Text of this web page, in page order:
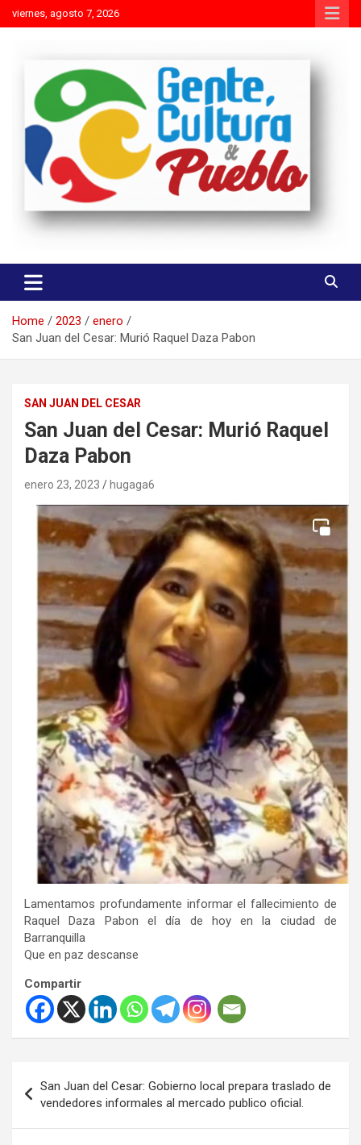
Skip
to
viernes, agosto 7, 2026
Gente Cultura y Pueblo
Home 2023
enero
San Juan del Cesar: Murió Raquel Daza Pabon
SAN JUAN DEL CESAR
San Juan del Cesar: Murió Raquel
Daza Pabon
enero 23, 2023 hugaga6
Lamentamos profundamente informar el fallecimiento de
Raquel Daza Pabon el día de hoy en la ciudad de
Barranquilla
Que en paz descanse
Compartir
de
entradas
San Juan del Cesar: Gobierno local prepara traslado de
vendedores informales al mercado publico oficial.